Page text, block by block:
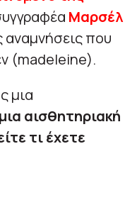
Μαρσέλ
αναμνήσεις που
(madeleine).
μια
αισθητηριακή
τι έχετε